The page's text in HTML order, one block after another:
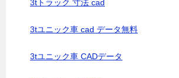
3tトラック 寸法 cad
3tユニック車 cad データ無料
3tユニック車 CADデータ